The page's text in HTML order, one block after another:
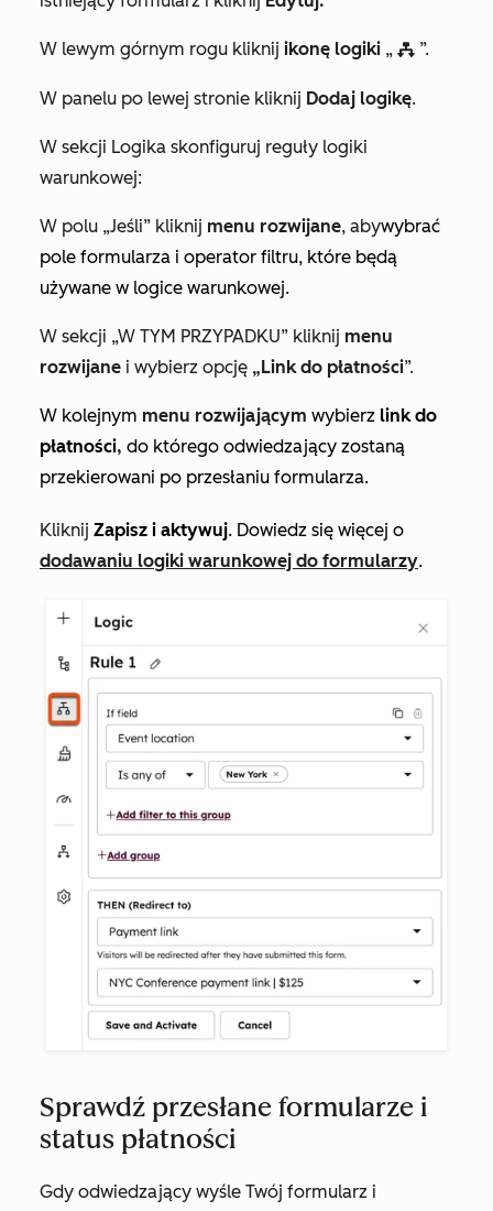
W lewym górnym rogu kliknij ikonę logiki „ workflows ”.
W panelu po lewej stronie kliknij Dodaj logikę.
W sekcji Logika skonfiguruj reguły logiki
warunkowej:
W polu „Jeśli” kliknij menu rozwijane, abywybrać
pole formularza i operator filtru, które będą
używane w logice warunkowej.
W sekcji „W TYM PRZYPADKU” kliknij menu
rozwijane i wybierz opcję „Link do płatności”.
W kolejnym menu rozwijającym wybierz link do
płatności, do którego odwiedzający zostaną
przekierowani po przesłaniu formularza.
Kliknij Zapisz i aktywuj. Dowiedz się więcej o
dodawaniu logiki warunkowej do formularzy.
Sprawdź przesłane formularze i
status płatności
Gdy odwiedzający wyśle Twój formularz i